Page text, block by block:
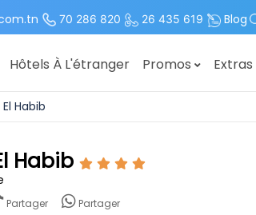
70 286 820 26 435 619 Blog
Hôtels À L'étranger Promos Extras
Habib
Habib
Partager Partager